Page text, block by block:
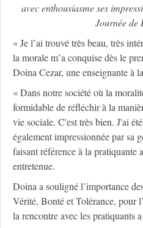
avec enthousiasme ses
Journée
« Je l’ai trouvé très beau, très
la morale m’a conquise dès le
Doina Cezar, une enseignante à
« Dans notre société où la
formidable de réfléchir à la
vie sociale. C'est très bien. J'ai
également impressionnée par sa
faisant référence à la pratiquante
entretenue.
Doina a souligné l’importance
Vérité, Bonté et Tolérance, pour
la rencontre avec les pratiquants